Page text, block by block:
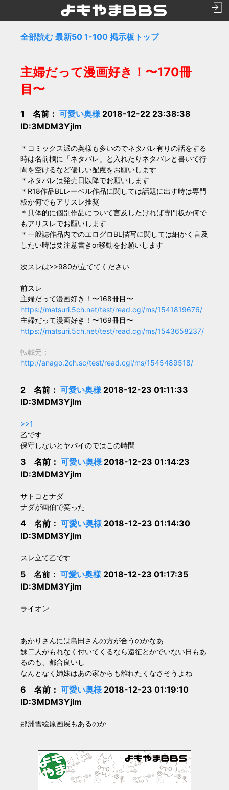
全部読む 最新50 1-100 掲示板トップ
主婦だって漫画好き！〜170冊
目〜
1 名前： 可愛い奥様2018-12-22 23:38:38
ID:3MDM3Yjlm
＊コミックス派の奥様も多いのでネタバレ有りの話をする
時は名前欄に「ネタバレ」と入れたりネタバレと書いて行
間を空けるなど優しい配慮をお願いします
＊ネタバレは発売日以降でお願いします
＊R18作品BLレーベル作品に関しては話題に出す時は専門
板か何でもアリスレ推奨
＊具体的に個別作品について言及したければ専門板か何で
もアリスレでお願いします
＊一般誌作品内でのエログロBL描写に関しては細かく言及
したい時は要注意書きor移動をお願いします
次スレは>>980が立ててください
前スレ
主婦だって漫画好き！〜168冊目〜
https://matsuri.5ch.net/test/read.cgi/ms/1541819676/
主婦だって漫画好き！〜169冊目〜
https://matsuri.5ch.net/test/read.cgi/ms/1543658237/
転載元：
http://anago.2ch.sc/test/read.cgi/ms/1545489518/
2 名前： 可愛い奥様2018-12-23 01:11:33
ID:3MDM3Yjlm
>>1
乙です
保守しないとヤバイのではこの時間
3 名前： 可愛い奥様2018-12-23 01:14:23
ID:3MDM3Yjlm
サトコとナダ
ナダが画伯で笑った
4 名前： 可愛い奥様2018-12-23 01:14:30
ID:3MDM3Yjlm
スレ立て乙です
5 名前： 可愛い奥様2018-12-23 01:17:35
ID:3MDM3Yjlm
ライオン
あかりさんには島田さんの方が合うのかなあ
妹二人がもれなく付いてくるなら遠征とかでいない日もあ
るのも、都合良いし
なんとなく姉妹はあの家からも離れたくなさそうよね
6 名前： 可愛い奥様2018-12-23 01:19:10
ID:3MDM3Yjlm
那洲雪絵原画展もあるのか